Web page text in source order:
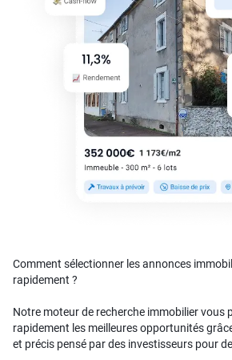
Comment sélectionner les annonces
rapidement ?
Notre moteur de recherche immobilier vous
rapidement les meilleures opportunités
et précis pensé par des investisseurs pour